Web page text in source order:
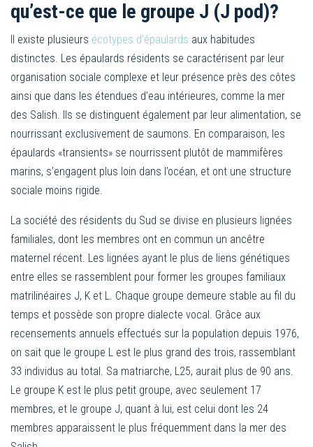
qu’est-ce que le groupe J (J pod)?
Il existe plusieurs écotypes d’épaulards aux habitudes
distinctes. Les épaulards résidents se caractérisent par leur
organisation sociale complexe et leur présence près des côtes
ainsi que dans les étendues d’eau intérieures, comme la mer
des Salish. Ils se distinguent également par leur alimentation, se
nourrissant exclusivement de saumons. En comparaison, les
épaulards «transients» se nourrissent plutôt de mammifères
marins, s’engagent plus loin dans l’océan, et ont une structure
sociale moins rigide.
La société des résidents du Sud se divise en plusieurs lignées
familiales, dont les membres ont en commun un ancêtre
maternel récent. Les lignées ayant le plus de liens génétiques
entre elles se rassemblent pour former les groupes familiaux
matrilinéaires J, K et L. Chaque groupe demeure stable au fil du
temps et possède son propre dialecte vocal. Grâce aux
recensements annuels effectués sur la population depuis 1976,
on sait que le groupe L est le plus grand des trois, rassemblant
33 individus au total. Sa matriarche, L25, aurait plus de 90 ans.
Le groupe K est le plus petit groupe, avec seulement 17
membres, et le groupe J, quant à lui, est celui dont les 24
membres apparaissent le plus fréquemment dans la mer des